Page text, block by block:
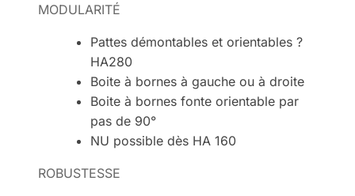
MODULARITÉ
Pattes démontables et orientables ?
HA280
Boite à bornes à gauche ou à droite
Boite à bornes fonte orientable par
pas de 90°
NU possible dès HA 160
ROBUSTESSE